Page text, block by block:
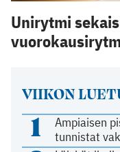
VIIKON
1
Ampiaisen
tunnistat
Unirytmi